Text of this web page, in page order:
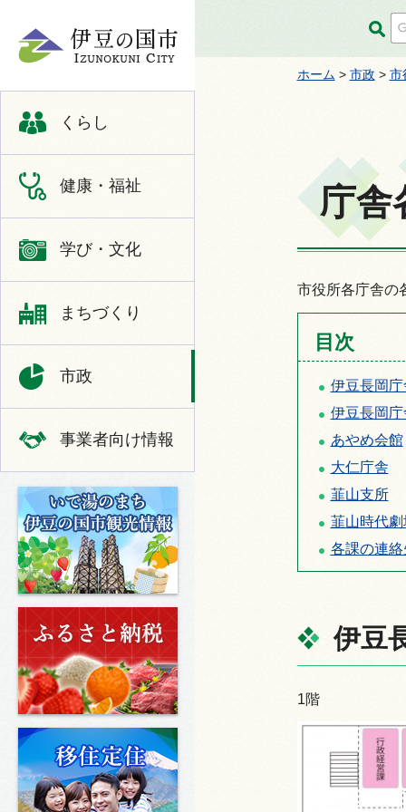
くらし
健康・福祉
学び・文化
まちづくり
市政
事業者向け情報
いで湯のまち 伊豆の国市の観光
ホーム > 市政 > 市
庁舎
市役所各庁舎の
目次
伊豆長岡
伊豆長岡
あやめ会館
大仁庁舎
韮山支所
韮山時代劇
各課の連絡
伊豆
1階